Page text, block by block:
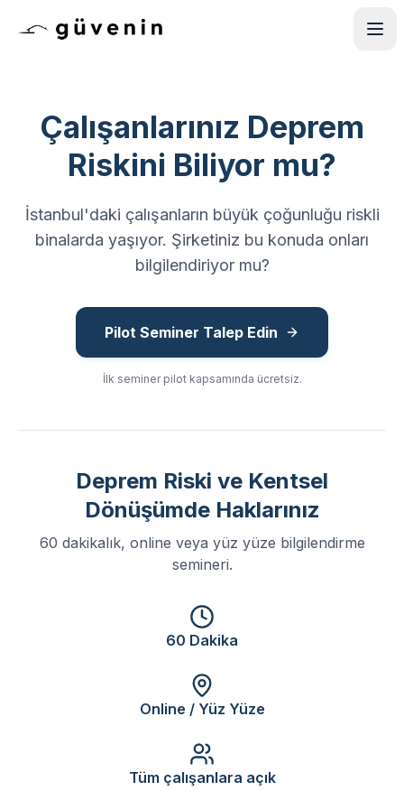
Çalışanlarınız Deprem
Riskini Biliyor mu?
İstanbul'daki çalışanların büyük çoğunluğu riskli
binalarda yaşıyor. Şirketiniz bu konuda onları
bilgilendiriyor mu?
Pilot Seminer Talep Edin
İlk seminer pilot kapsamında ücretsiz.
Deprem Riski ve Kentsel
Dönüşümde Haklarınız
60 dakikalık, online veya yüz yüze bilgilendirme
semineri.
60 Dakika
Online / Yüz Yüze
Tüm çalışanlara açık